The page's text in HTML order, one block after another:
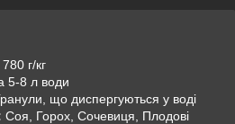
г/кг
5-8 л води
що диспергуються у воді
Соя, Горох, Сочевиця, Плодові